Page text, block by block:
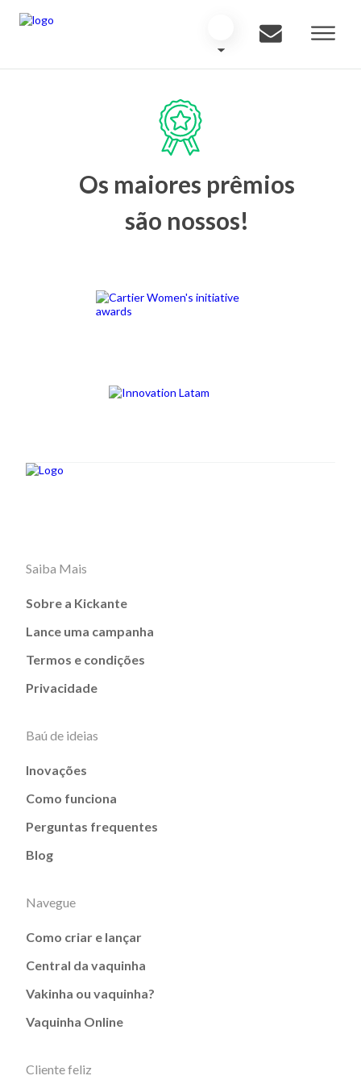
Os maiores prêmios
são nossos!
Saiba Mais
Sobre a Kickante
Lance uma campanha
Termos e condições
Privacidade
Baú de ideias
Inovações
Como funciona
Perguntas frequentes
Blog
Navegue
Como criar e lançar
Central da vaquinha
Vakinha ou vaquinha?
Vaquinha Online
Cliente feliz